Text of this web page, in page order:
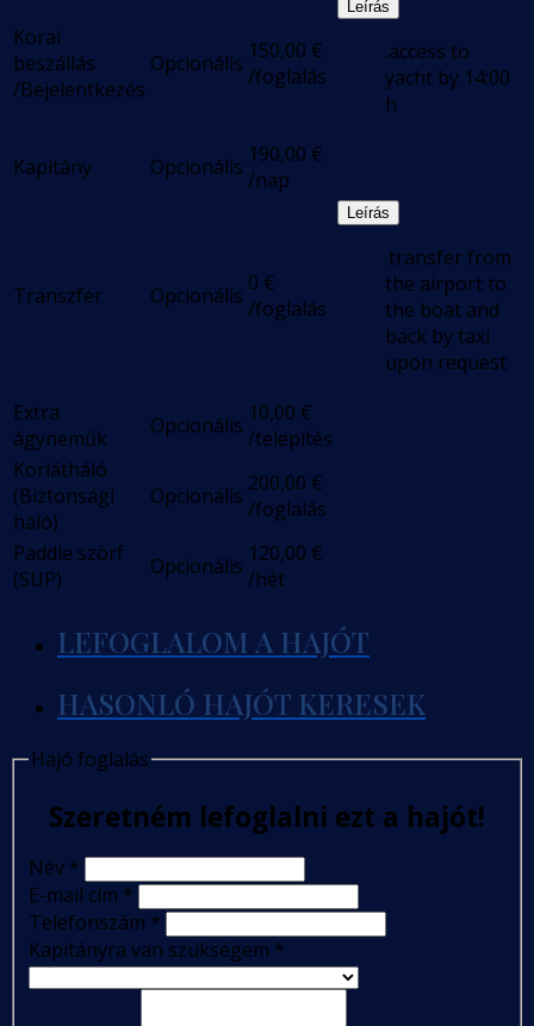
Korai
beszállás
/Bejelentkezés
Opcionális 150,00 €
/foglalás
Leírás
.access to
yacht by 14:00
h
Kapitány Opcionális 190,00 €
/nap
Transzfer Opcionális 0 €
/foglalás
Leírás
.transfer from
the airport to
the boat and
back by taxi
upon request
Extra
ágyneműk
Opcionális 10,00 €
/telepítés
Korlátháló
(Biztonsági
háló)
Opcionális 200,00 €
/foglalás
Paddle szörf
(SUP)
Opcionális 120,00 €
/hét
LEFOGLALOM A HAJÓT
HASONLÓ HAJÓT KERESEK
Hajó foglalás
Szeretném lefoglalni ezt a hajót!
Név *
E-mail cím *
Telefonszám *
Kapitányra van szükségem *